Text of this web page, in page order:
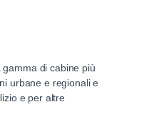
di cabine più
urbane e regionali e
e per altre